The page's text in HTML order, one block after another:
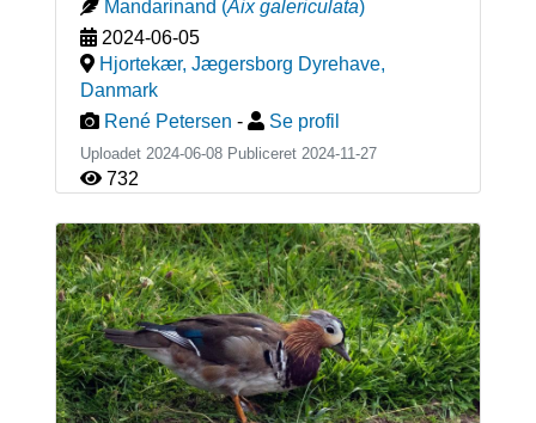
Mandarinand (Aix galericulata)
2024-06-05
Hjortekær, Jægersborg Dyrehave,
Danmark
René Petersen - Se profil
Uploadet 2024-06-08 Publiceret 2024-11-27
732